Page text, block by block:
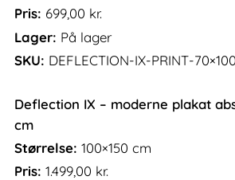
Pris: 699,00 kr.
Lager: På lager
SKU: DEFLECTION-IX-PRINT-70×100
Deflection IX – moderne plakat
cm
Størrelse: 100×150 cm
Pris: 1.499,00 kr.